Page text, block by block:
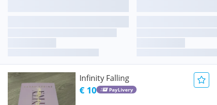
Infinity Falling
€ 10 PayLivery